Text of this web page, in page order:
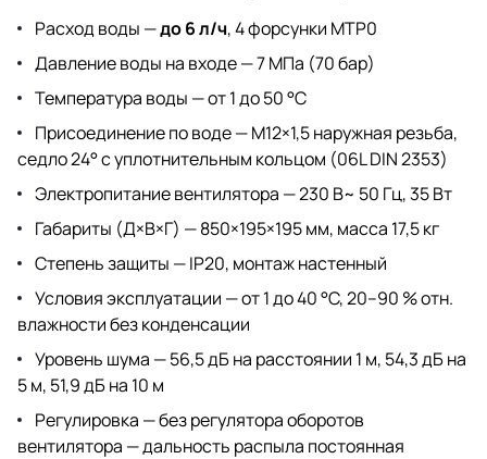
Расход воды —до 6 л/ч, 4 форсунки MTP0
Давление воды на входе — 7 МПа (70 бар)
Температура воды — от 1 до 50 °C
Присоединение по воде — M12×1,5 наружная резьба,
седло 24° с уплотнительным кольцом (06L DIN 2353)
Электропитание вентилятора — 230 В~ 50 Гц, 35 Вт
Габариты (Д×В×Г) — 850×195×195 мм, масса 17,5 кг
Степень защиты — IP20, монтаж настенный
Условия эксплуатации — от 1 до 40 °C, 20–90 % отн.
влажности без конденсации
Уровень шума — 56,5 дБ на расстоянии 1 м, 54,3 дБ на
5 м, 51,9 дБ на 10 м
Регулировка — без регулятора оборотов
вентилятора — дальность распыла постоянная